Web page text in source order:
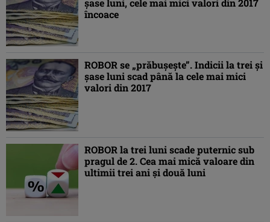
şase luni, cele mai mici valori din 2017
încoace
ROBOR se „prăbuşeşte”. Indicii la trei şi
şase luni scad până la cele mai mici
valori din 2017
ROBOR la trei luni scade puternic sub
pragul de 2. Cea mai mică valoare din
ultimii trei ani şi două luni